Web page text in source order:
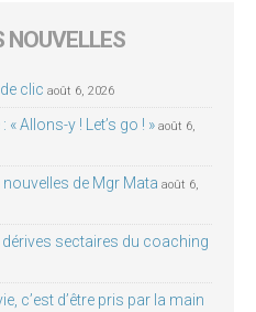
NOUVELLES
clic août 6, 2026
Allons-y ! Let’s go ! » août 6,
nouvelles de Mgr Mata août 6,
sectaires du coaching
c’est d’être pris par la main